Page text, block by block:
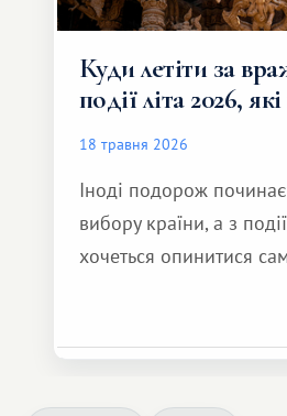
Куди летіти за
події літа 2026,
18 травня 2026
Іноді подорож
вибору країни, а з
хочеться опинитися